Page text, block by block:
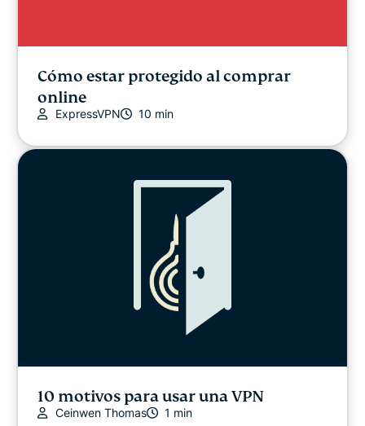
Trucos y consejos
Video
Win stuff!
Cómo estar protegido al comprar
online
ExpressVPN 10 min
10 motivos para usar una VPN
Ceinwen Thomas 1 min